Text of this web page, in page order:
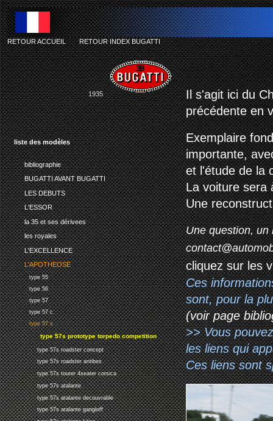
liste des modèles
bibliographie
BUGATTI AVANT BUGATTI
LES DEBUTS
L'ESSOR
la 35 et ses dérivees
les royales
L'EXCELLENCE
L'APOTHEOSE
type 55
type 56
type 57
type 57 c
type 57 s
type 57s prototype torpedo competition
type 57s roadster concept
type 57s roadster antibes
type 57s tourer 4seater corsica
type 57s atalante
type 57s atalante decouvrable
type 57s atalante gangloff
RETOUR ACCUEIL-RETOUR INDEX BUGATTI
1935
Il s'agit ici du
précédente en
Exemplaire
importante,
et l'étude de la
La voiture sera
Une
Une question, un
cliquez sur les
Ces
sont, pour la
(voir page
>> Vous
les liens qui
Ces liens sont